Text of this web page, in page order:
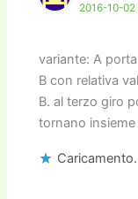
2016-10-
variante: A
B con relativa
B. al terzo giro
tornano insieme